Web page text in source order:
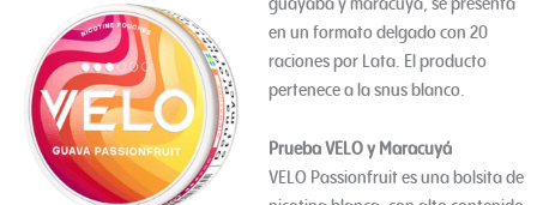
en un formato delgado con 20
raciones por Lata. El producto
pertenece a la snus blanco.
Prueba VELO y Maracuyá
VELO Passionfruit es una bolsita de